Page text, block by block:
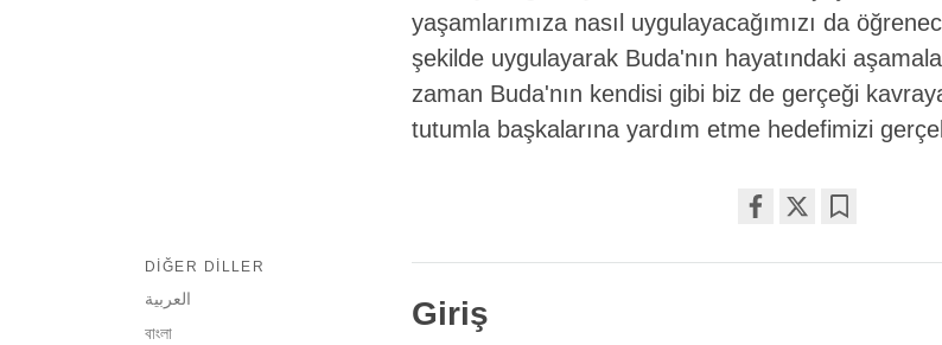
yaşamlarımıza nasıl uygulayacağımızı da
şekilde uygulayarak Buda'nın hayatındaki
zaman Buda'nın kendisi gibi biz de gerçeği
tutumla başkalarına yardım etme hedefimizi
on
DIĞER DILLER
العربية
বাংলা
Giriş